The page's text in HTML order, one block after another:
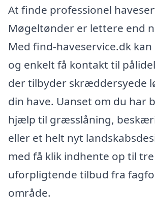
At finde professionel
Møgeltønder er lettere end
Med find-haveservice.dk
og enkelt få kontakt til
der tilbyder skræddersyede
din have. Uanset om du har
hjælp til græsslåning,
eller et helt nyt
med få klik indhente op til
uforpligtende tilbud fra
område.